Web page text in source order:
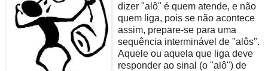
dizer "alô" é quem atende, e não
quem liga, pois se não acontece
assim, prepare-se para uma
sequência interminável de "alôs".
Aquele ou aquela que liga deve
responder ao sinal (o "alô") de